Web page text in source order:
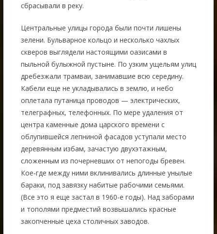
сбрасывали в реку.
Центральные улицы города были почти лишены
зелени. Бульварное кольцо и несколько чахлых
скверов выглядели настоящими оазисами в
пыльной булыжной пустыне. По узким ущельям улиц
дребезжали трамваи, занимавшие всю середину.
Кабели еще не укладывались в землю, и небо
оплетала путаница проводов — электрических,
телеграфных, телефонных. По мере удаления от
центра каменные дома царского времени с
облупившейся лепниной фасадов уступали место
деревянным избам, зачастую двухэтажным,
сложенным из почерневших от непогоды бревен.
Кое-где между ними вклинивались длинные унылые
бараки, под завязку набитые рабочими семьями.
(Все это я еще застал в 1960-е годы). Над заборами
и тополями предместий возвышались красные
закопченные цеха столичных заводов.